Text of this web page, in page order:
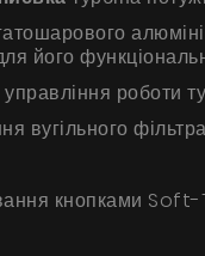
його
роботи
вугільного
кнопками